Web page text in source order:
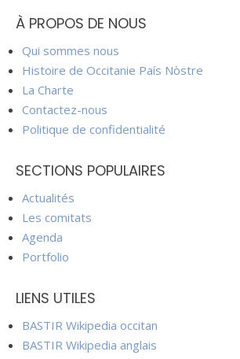
À PROPOS DE NOUS
Qui sommes nous
Histoire de Occitanie País Nòstre
La Charte
Contactez-nous
Politique de confidentialité
SECTIONS POPULAIRES
Actualités
Les comitats
Agenda
Portfolio
LIENS UTILES
BASTIR Wikipedia occitan
BASTIR Wikipedia anglais